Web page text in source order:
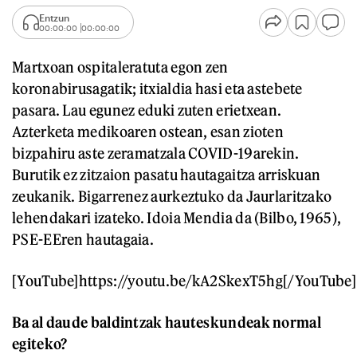
Entzun
00:00:00 00:00:00
Martxoan ospitaleratuta egon zen
koronabirusagatik; itxialdia hasi eta astebete
pasara. Lau egunez eduki zuten erietxean.
Azterketa medikoaren ostean, esan zioten
bizpahiru aste zeramatzala COVID-19arekin.
Burutik ez zitzaion pasatu hautagaitza arriskuan
zeukanik. Bigarrenez aurkeztuko da Jaurlaritzako
lehendakari izateko. Idoia Mendia da (Bilbo, 1965),
PSE-EEren hautagaia.
[YouTube]https://youtu.be/kA2SkexT5hg[/YouTube]
Ba al daude baldintzak hauteskundeak normal
egiteko?